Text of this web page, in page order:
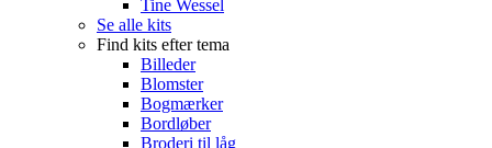
Tine Wessel
Se alle kits
Find kits efter tema
Billeder
Blomster
Bogmærker
Bordløber
Broderi til låg